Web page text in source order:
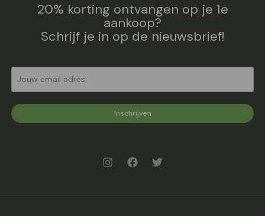
20% korting ontvangen op je 1e
aankoop?
Schrijf je in op de nieuwsbrief!
Inschrijven